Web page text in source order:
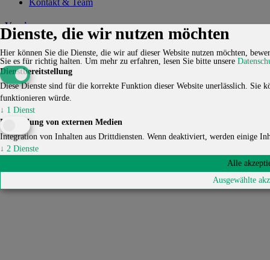
Verein
Jetzt spenden
Mitglied werden
Chronik
Mitgliedschaften
Kooperationen
Offene Nachbarschaft
Download
Kontakt
KontaktKarriere
Einstellungen
© 2026 HUCKEPACK e.V. - Alle Rechte vorbehalten.
Dienste, die wir nutzen möchten
Hier können Sie die Dienste, die wir auf dieser Website nutzen möchten,
Sie es für richtig halten. Um mehr zu erfahren, lesen Sie bitte unsere
Dienstbereitstellung
Diese Dienste sind für die korrekte Funktion dieser Website unerlässlich. Sie
funktionieren würde.
↓ 1 Dienst
Einbindung von externen Medien
Integration von Inhalten aus Drittdiensten. Wenn deaktiviert, werden einige
↓ 2 Dienste
Ausgewählte
Alle